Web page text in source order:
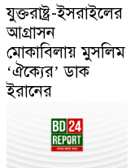
যুক্তরাষ্ট্র-ইসরাইলের
আগ্রাসন
মোকাবিলায় মুসলিম
‘ঐক্যের’ ডাক
ইরানের